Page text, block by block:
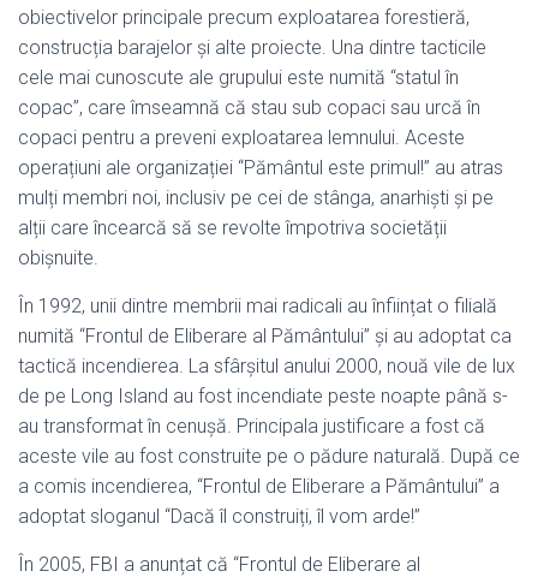
obiectivelor principale precum exploatarea forestieră,
construcția barajelor și alte proiecte. Una dintre tacticile
cele mai cunoscute ale grupului este numită “statul în
copac”, care îmseamnă că stau sub copaci sau urcă în
copaci pentru a preveni exploatarea lemnului. Aceste
operațiuni ale organizației “Pământul este primul!” au atras
mulți membri noi, inclusiv pe cei de stânga, anarhiști și pe
alții care încearcă să se revolte împotriva societății
obișnuite.
În 1992, unii dintre membrii mai radicali au înființat o filială
numită “Frontul de Eliberare al Pământului” și au adoptat ca
tactică incendierea. La sfârșitul anului 2000, nouă vile de lux
de pe Long Island au fost incendiate peste noapte până s-
au transformat în cenușă. Principala justificare a fost că
aceste vile au fost construite pe o pădure naturală. După ce
a comis incendierea, “Frontul de Eliberare a Pământului” a
adoptat sloganul “Dacă îl construiți, îl vom arde!”
În 2005, FBI a anunțat că “Frontul de Eliberare al